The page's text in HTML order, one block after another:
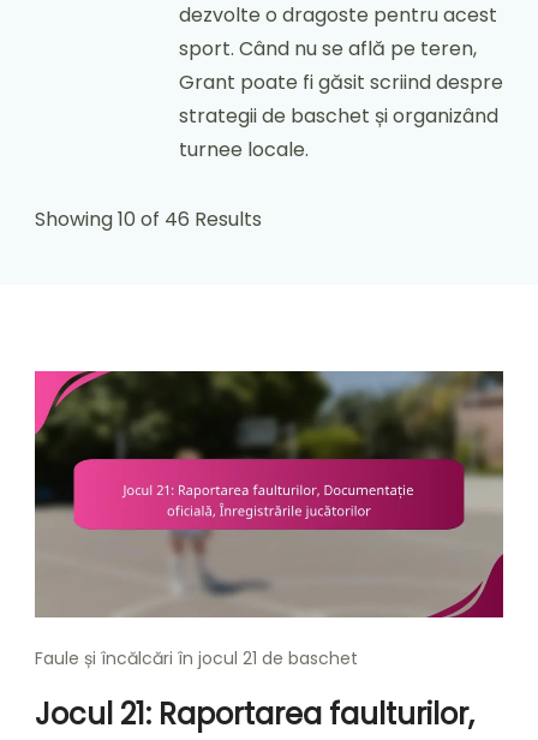
dezvolte o dragoste pentru acest
sport. Când nu se află pe teren,
Grant poate fi găsit scriind despre
strategii de baschet și organizând
turnee locale.
Showing 10 of 46 Results
Faule și încălcări în jocul 21 de baschet
Jocul 21: Raportarea faulturilor,